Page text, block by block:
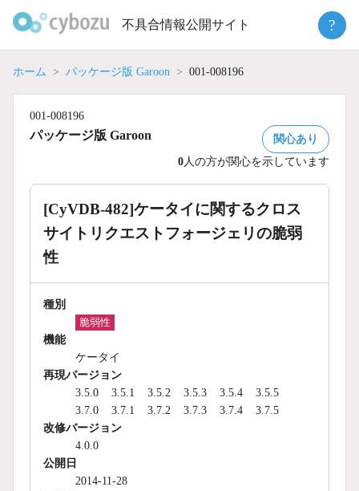
不具合情報公開サイト ?
ホーム パッケージ版 Garoon 001-008196
001-008196
パッケージ版 Garoon
関心あり
0 人の方が関心を示しています
[CyVDB-482]ケータイに関するクロス
サイトリクエストフォージェリの脆弱
性
種別
脆弱性
機能
ケータイ
再現バージョン
3.5.0
3.5.1 3.5.2 3.5.3 3.5.4
3.5.5
3.7.0
3.7.1 3.7.2 3.7.3 3.7.4
3.7.5
改修バージョン
4.0.0
公開日
2014-11-28